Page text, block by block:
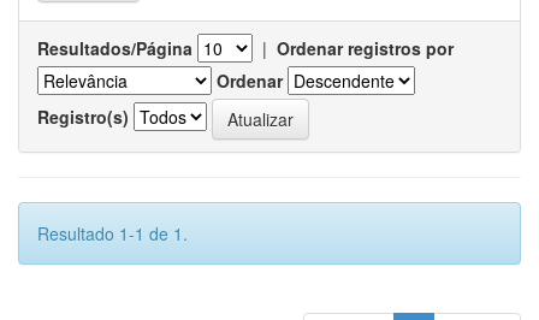
Resultados/Página | Ordenar registros por
Ordenar
Registro(s)
Resultado 1-1 de 1.